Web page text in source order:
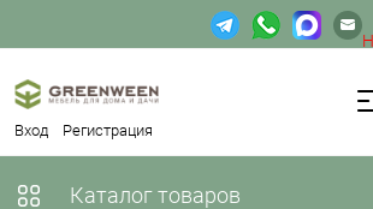
Вход Регистрация
доступа к веб-
Каталог товаров